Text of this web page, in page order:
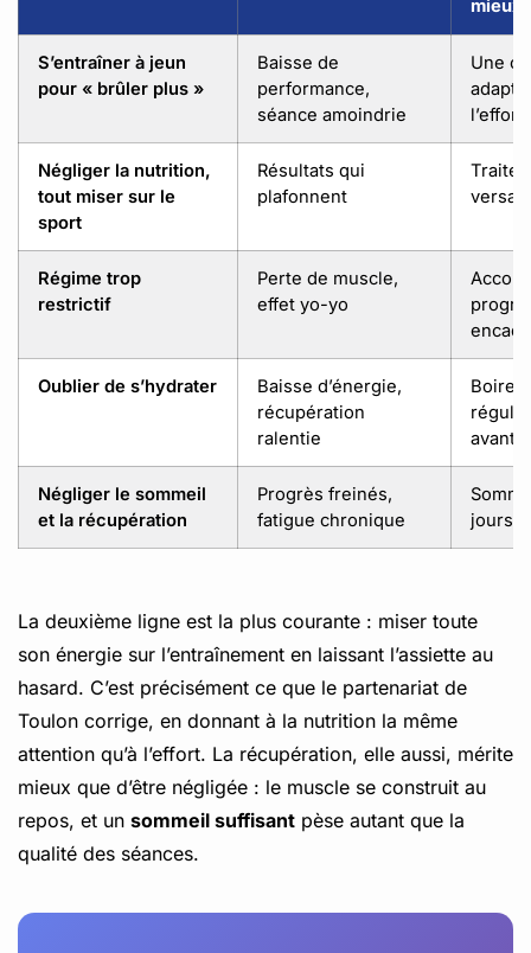
mieux
S’entraîner à jeun
pour « brûler plus »
Baisse de
performance,
séance amoindrie
Une
l’effort
Négliger la nutrition,
tout miser sur le
sport
Résultats qui
plafonnent
Traiter
Régime trop
restrictif
Perte de muscle,
effet yo-yo
Oublier de s’hydrater
Baisse d’énergie,
récupération
ralentie
Boire
avant
Négliger le sommeil
et la récupération
Progrès freinés,
fatigue chronique
jours
La deuxième ligne est la plus courante : miser toute
son énergie sur l’entraînement en laissant l’assiette au
hasard. C’est précisément ce que le partenariat de
Toulon corrige, en donnant à la nutrition la même
attention qu’à l’effort. La récupération, elle aussi, mérite
mieux que d’être négligée : le muscle se construit au
repos, et un sommeil suffisant pèse autant que la
qualité des séances.